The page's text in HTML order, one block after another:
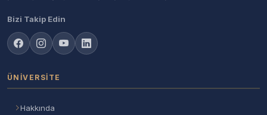
Bizi Takip Edin
ÜNIVERSITE
Hakkında